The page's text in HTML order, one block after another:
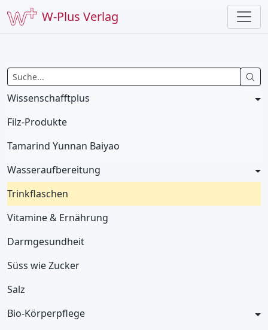
W-Plus Verlag
Wissenschafftplus
Filz-Produkte
Tamarind Yunnan Baiyao
Wasseraufbereitung
Trinkflaschen
Vitamine & Ernährung
Darmgesundheit
Süss wie Zucker
Salz
Bio-Körperpflege